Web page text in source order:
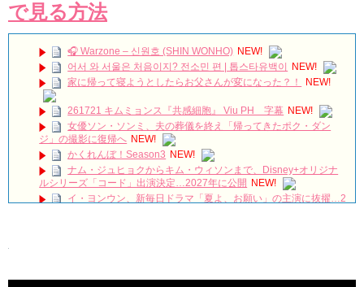
で見る方法
🎧 Warzone – 신원호 (SHIN WONHO) NEW!
어서 와 서울은 처음이지? 전소민 편 | 톱스타유백이 NEW!
家に帰って寝ようとしたらお父さんが変になった？！
NEW!
261721 キムミョンス『共感細胞』 Viu PH 字幕 NEW!
女優ソン・ソンミ、夫の葬儀を終え「帰ってきたポク・ダン
ジ」の撮影に復帰へ NEW!
かくれんぼ！Season3 NEW!
ナム・ジュヒョクからキム・ウィソンまで、Disney+オリジナ
ルシリーズ「コード」出演決定…2027年に公開 NEW!
イ・ヨンウン、新毎日ドラマ「夏よ、お願い」の主演に抜擢…2
ンイハン Merry Christmas 🎵 NEW!